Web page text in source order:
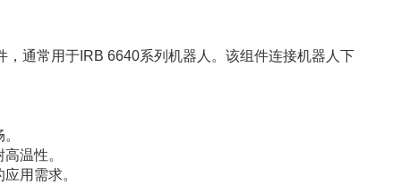
通常用于IRB 6640系列机器人。该组件连接机器人下
温性。
用需求。